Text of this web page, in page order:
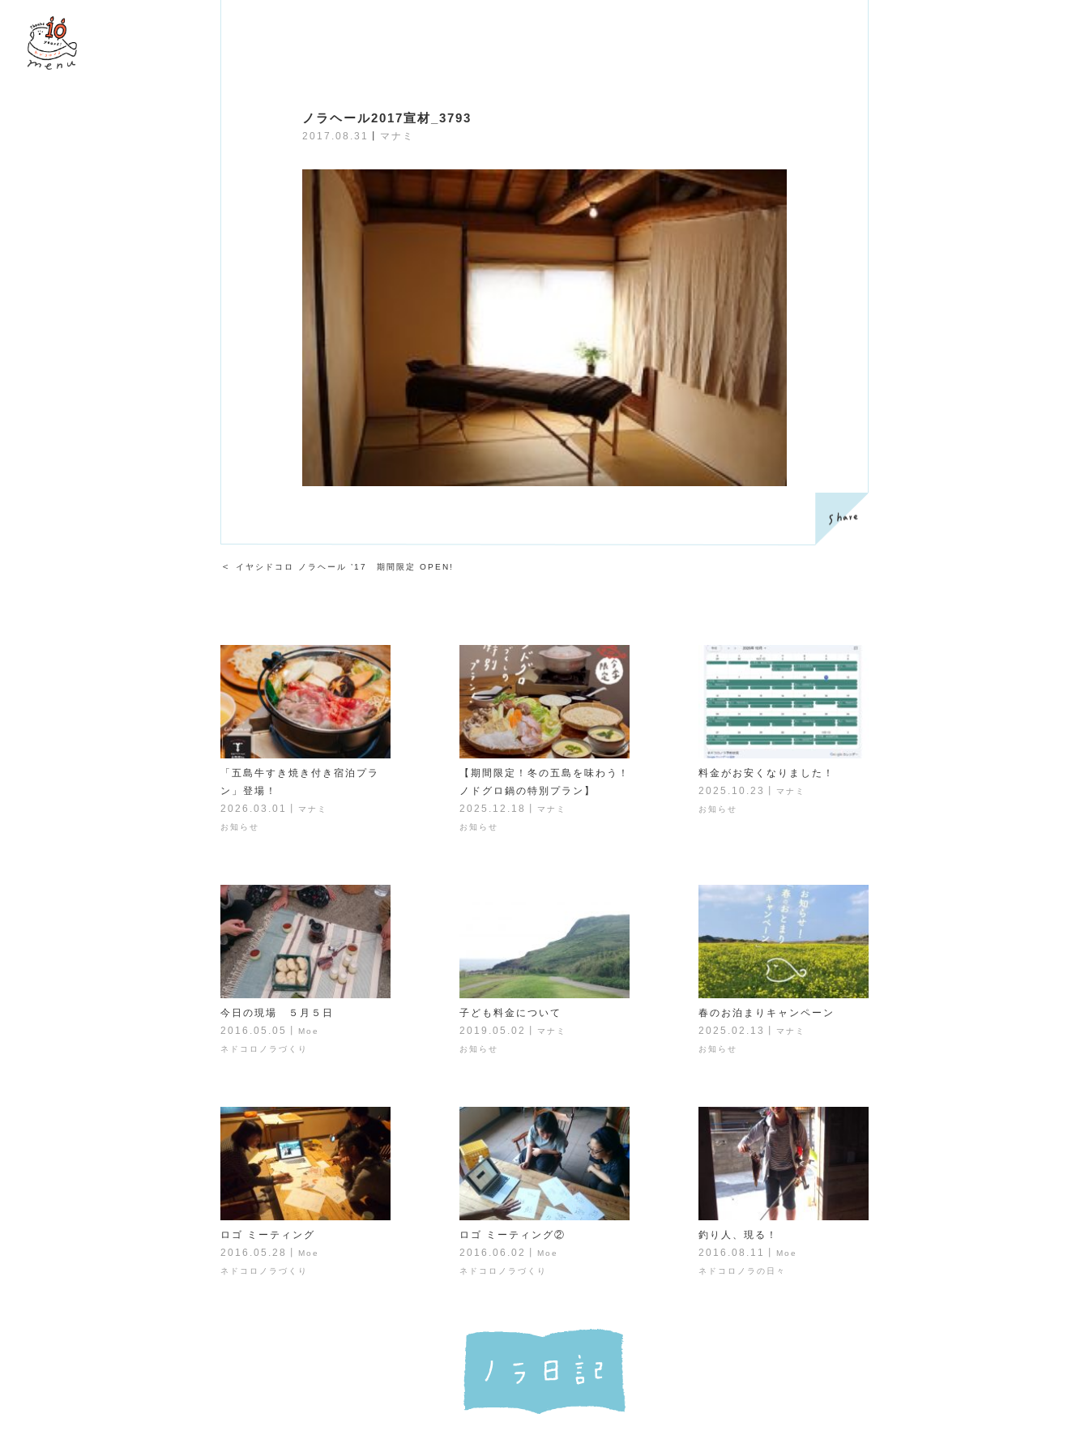
ノラヘール2017宣材_3793
2017.08.31 マナミ
＜ イヤシドコロ ノラヘール ’17 期間限定 OPEN!
「五島牛すき焼き付き宿泊プラ
ン」登場！
2026.03.01
マナミ
お知らせ
【期間限定！冬の五島を味わう！
ノドグロ鍋の特別プラン】
2025.12.18
マナミ
お知らせ
料金がお安くなりました！
2025.10.23
マナミ
お知らせ
今日の現場 ５月５日
2016.05.05
Moe
ネドコロノラづくり
子ども料金について
2019.05.02
マナミ
お知らせ
春のお泊まりキャンペーン
2025.02.13
マナミ
お知らせ
ロゴ ミーティング
2016.05.28
Moe
ネドコロノラづくり
ロゴ ミーティング②
2016.06.02
Moe
ネドコロノラづくり
釣り人、現る！
2016.08.11
Moe
ネドコロノラの日々